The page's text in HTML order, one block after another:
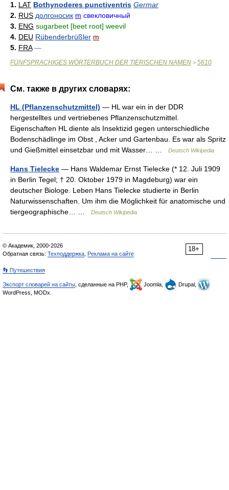
1. LAT Bothynoderes punctiventris Germar
2. RUS долгоносик m свекловичный
3. ENG sugarbeet [beet root] weevil
4. DEU Rübenderbrüßler m
5. FRA —
FÜNFSPRACHIGES WÖRTERBUCH DER TIERISCHEN NAMEN > 5610
См. также в других словарях:
HL (Pflanzenschutzmittel) — HL war ein in der DDR
hergestelltes und vertriebenes Pflanzenschutzmittel.
Eigenschaften HL diente als Insektizid gegen unterschiedliche
Bodenschädlinge im Obst , Acker und Gartenbau. Es war als Spritz
und Gießmittel einsetzbar und mit Wasser… …
Deutsch Wikipedia
Hans Tielecke — Hans Waldemar Ernst Tielecke (* 12. Juli 1909
in Berlin Tegel; † 20. Oktober 1979 in Magdeburg) war ein
deutscher Biologe. Leben Hans Tielecke studierte in Berlin
Naturwissenschaften. Um ihm die Möglichkeit für anatomische und
tiergeographische… …
Deutsch Wikipedia
18+
© Академик, 2000-2026
Обратная связь: Техподдержка Реклама на сайте
👣 Путешествия
Экспорт словарей на сайты , сделанные на PHP, Joomla,
Drupal,
WordPress, MODx.